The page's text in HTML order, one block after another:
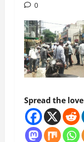
0
Spread the love